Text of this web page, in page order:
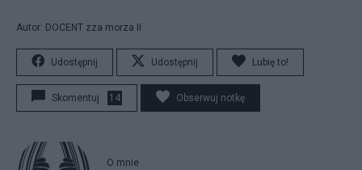
Autor: DOCENT zza morza II
Udostępnij Udostępnij Lubię to!
Skomentuj 14 Obserwuj notkę
O mnie